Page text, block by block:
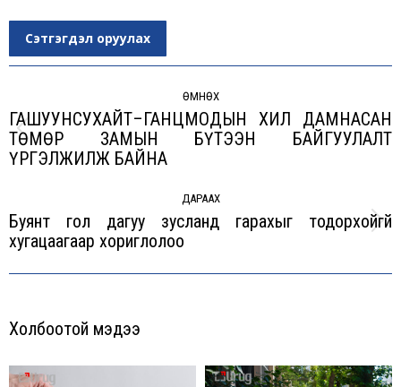
Сэтгэгдэл оруулах
ӨМНӨХ
Previous
ГАШУУНСУХАЙТ–ГАНЦМОДЫН ХИЛ ДАМНАСАН
ТӨМӨР ЗАМЫН БҮТЭЭН БАЙГУУЛАЛТ
ҮРГЭЛЖИЛЖ БАЙНА
ДАРААХ
Next
Буянт гол дагуу зусланд гарахыг тодорхойгүй
хугацаагаар хориглолоо
Холбоотой мэдээ